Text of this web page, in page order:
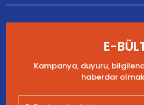
E-
Kampanya, duyuru,
haberdar